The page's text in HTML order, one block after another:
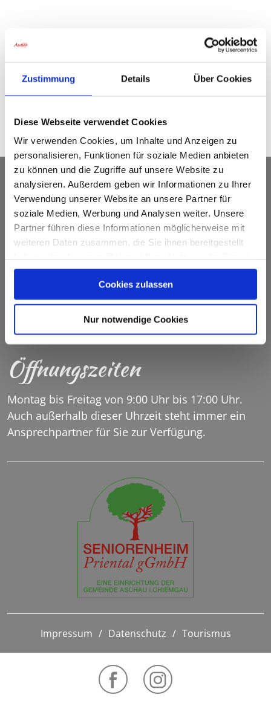
Zustimmung Details Über Cookies
Diese Webseite verwendet Cookies
Wir verwenden Cookies, um Inhalte und Anzeigen zu
personalisieren, Funktionen für soziale Medien anbieten
zu können und die Zugriffe auf unsere Website zu
analysieren. Außerdem geben wir Informationen zu Ihrer
Verwendung unserer Website an unsere Partner für
soziale Medien, Werbung und Analysen weiter. Unsere
Partner führen diese Informationen möglicherweise mit
weiteren Daten zusammen, die Sie ihnen bereitgestellt
gesammelt haben.
Cookies zulassen
Nur notwendige Cookies
© C.R.
Seniorenheim Priental
Bahnhofstraße 16
83229 Aschau im Chiemgau
Fax.: +49 (0) 8052 90 56 13
SENIORENHEIM.PRIENTAL@SH-ASCHAU.DE
Öffnungszeiten
Montag bis Freitag von 9:00 Uhr bis 17:00 Uhr.
Auch außerhalb dieser Uhrzeit steht immer ein
Ansprechpartner für Sie zur Verfügung.
Impressum Datenschutz Tourismus